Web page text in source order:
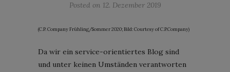
Posted on 12. Dezember 2019
(C.P. Company Frühling/Sommer 2020; Bild: Courtesy of C.P.Company)
Da wir ein service-orientiertes Blog sind
und unter keinen Umständen verantworten